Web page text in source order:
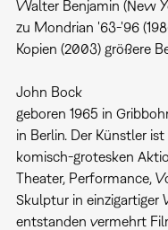
Walter Benjamin (New
zu Mondrian '63-'96
Kopien (2003) größere
John Bock
geboren 1965 in
in Berlin. Der Künstler
komisch-grotesken
Theater, Performance,
Skulptur in einzigartiger
entstanden vermehrt